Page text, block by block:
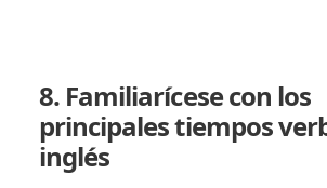
8. Familiarícese con los
principales tiempos
inglés